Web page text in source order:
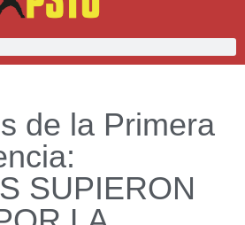
de la Primera
SUPIERON